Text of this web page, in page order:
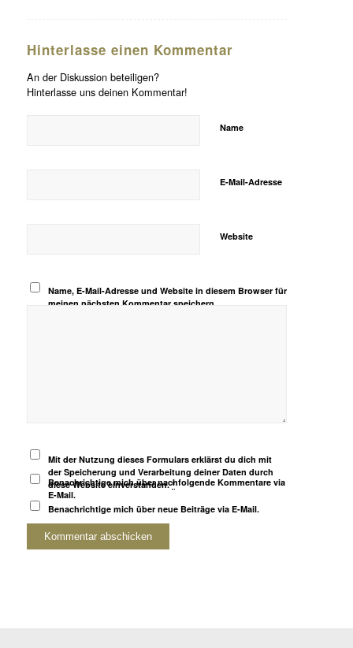
Hinterlasse einen Kommentar
An der Diskussion beteiligen?
Hinterlasse uns deinen Kommentar!
Name
E-Mail-Adresse
Website
Name, E-Mail-Adresse und Website in diesem Browser für
meinen nächsten Kommentar speichern.
Mit der Nutzung dieses Formulars erklärst du dich mit
der Speicherung und Verarbeitung deiner Daten durch
diese Website einverstanden.*
Benachrichtige mich über nachfolgende Kommentare via
E-Mail.
Benachrichtige mich über neue Beiträge via E-Mail.